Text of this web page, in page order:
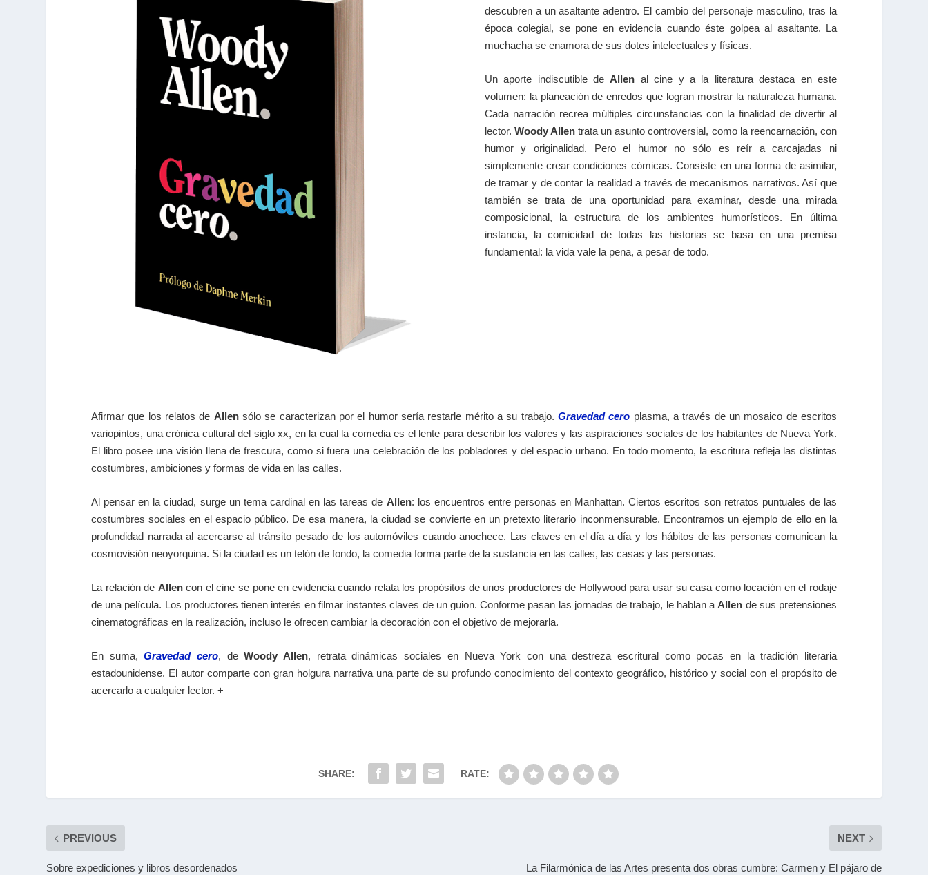
descubren a un asaltante adentro. El cambio del personaje masculino, tras la
época colegial, se pone en evidencia cuando éste golpea al asaltante. La
muchacha se enamora de sus dotes intelectuales y físicas.
Un aporte indiscutible deAllen al cine y a la literatura destaca en este
volumen: la planeación de enredos que logran mostrar la naturaleza humana.
Cada narración recrea múltiples circunstancias con la finalidad de divertir al
lector. Woody Allentrata un asunto controversial, como la reencarnación, con
humor y originalidad. Pero el humor no sólo es reír a carcajadas ni
simplemente crear condiciones cómicas. Consiste en una forma de asimilar,
de tramar y de contar la realidad a través de mecanismos narrativos. Así que
también se trata de una oportunidad para examinar, desde una mirada
composicional, la estructura de los ambientes humorísticos. En última
instancia, la comicidad de todas las historias se basa en una premisa
fundamental: la vida vale la pena, a pesar de todo.
Afirmar que los relatos de Allensólo se caracterizan por el humor sería restarle mérito a su trabajo.Gravedad cero plasma, a través de un mosaico de escritos
variopintos, una crónica cultural del siglo xx, en la cual la comedia es el lente para describir los valores y las aspiraciones sociales de los habitantes de Nueva York.
El libro posee una visión llena de frescura, como si fuera una celebración de los pobladores y del espacio urbano. En todo momento, la escritura refleja las distintas
costumbres, ambiciones y formas de vida en las calles.
Al pensar en la ciudad, surge un tema cardinal en las tareas de Allen: los encuentros entre personas en Manhattan. Ciertos escritos son retratos puntuales de las
costumbres sociales en el espacio público. De esa manera, la ciudad se convierte en un pretexto literario inconmensurable. Encontramos un ejemplo de ello en la
profundidad narrada al acercarse al tránsito pesado de los automóviles cuando anochece. Las claves en el día a día y los hábitos de las personas comunican la
cosmovisión neoyorquina. Si la ciudad es un telón de fondo, la comedia forma parte de la sustancia en las calles, las casas y las personas.
La relación de Allencon el cine se pone en evidencia cuando relata los propósitos de unos productores de Hollywood para usar su casa como locación en el rodaje
de una película. Los productores tienen interés en filmar instantes claves de un guion. Conforme pasan las jornadas de trabajo, le hablan aAllen de sus pretensiones
cinematográficas en la realización, incluso le ofrecen cambiar la decoración con el objetivo de mejorarla.
En suma,Gravedad cero, deWoody Allen, retrata dinámicas sociales en Nueva York con una destreza escritural como pocas en la tradición literaria
estadounidense. El autor comparte con gran holgura narrativa una parte de su profundo conocimiento del contexto geográfico, histórico y social con el propósito de
acercarlo a cualquier lector. +
SHARE: RATE:
PREVIOUS
Sobre expediciones y libros desordenados
NEXT
La Filarmónica de las Artes presenta dos obras cumbre: Carmen y El pájaro de